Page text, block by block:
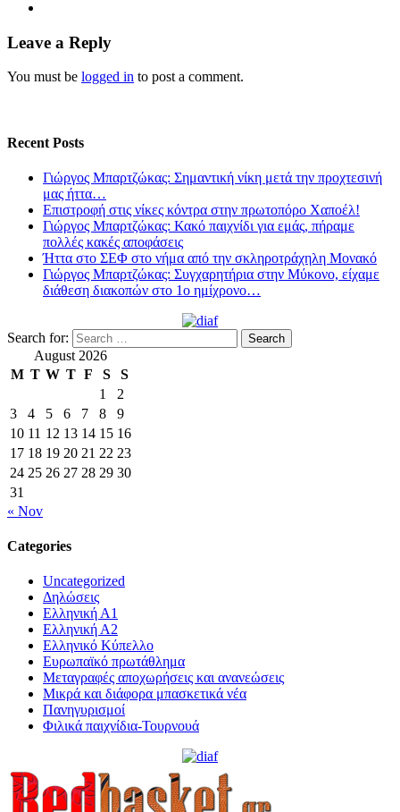
Leave a Reply
You must be logged in to post a comment.
Recent Posts
Γιώργος Μπαρτζώκας: Σημαντική νίκη μετά την προχτεσινή
μας ήττα…
Επιστροφή στις νίκες κόντρα στην πρωτοπόρο Χαποέλ!
Γιώργος Μπαρτζώκας: Κακό παιχνίδι για εμάς, πήραμε
πολλές κακές αποφάσεις
Ήττα στο ΣΕΦ στο νήμα από την σκληροτράχηλη Μονακό
Γιώργος Μπαρτζώκας: Συγχαρητήρια στην Μύκονο, είχαμε
διάθεση διακοπών στο 1ο ημίχρονο…
Search for:
August 2026
M T W T F S
S
1
2
3
4 5 6 7 8
9
10 11 12 13 14 15 16
17 18 19 20 21 22 23
24 25 26 27 28 29 30
31
« Nov
Categories
Uncategorized
Δηλώσεις
Ελληνική Α1
Ελληνική Α2
Ελληνικό Κύπελλο
Ευρωπαϊκό πρωτάθλημα
Μεταγραφές αποχωρήσεις και ανανεώσεις
Μικρά και διάφορα μπασκετικά νέα
Πανηγυρισμοί
Φιλικά παιχνίδια-Τουρνουά